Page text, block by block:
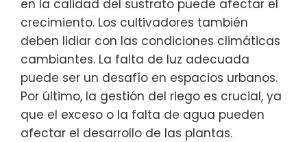
en la calidad del sustrato puede afectar el
crecimiento. Los cultivadores también
deben lidiar con las condiciones climáticas
cambiantes. La falta de luz adecuada
puede ser un desafío en espacios urbanos.
Por último, la gestión del riego es crucial, ya
que el exceso o la falta de agua pueden
afectar el desarrollo de las plantas.